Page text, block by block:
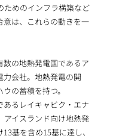
ためのインフラ構築など
は、これらの動きを一
の地熱発電国であるア
会社。地熱発電の開
の蓄積を持つ。
るレイキャビク・エナ
アイスランド向け地熱発
基を含め15基に達し、